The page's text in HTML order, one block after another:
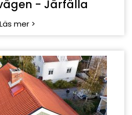
- Bromma
Läs mer >